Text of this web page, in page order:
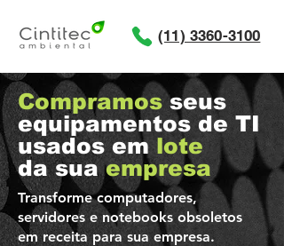
(11) 3360-3100
Compramosseus
equipamentos de TI
usados emlote
da suaempresa
Transforme computadores,
servidores e notebooks obsoletos
em receita para sua empresa.